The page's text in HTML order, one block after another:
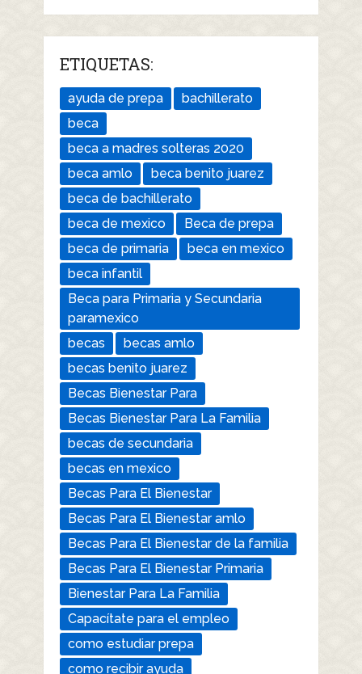
ETIQUETAS:
ayuda de prepa
bachillerato
beca
beca a madres solteras 2020
beca amlo
beca benito juarez
beca de bachillerato
beca de mexico
Beca de prepa
beca de primaria
beca en mexico
beca infantil
Beca para Primaria y Secundaria
paramexico
becas
becas amlo
becas benito juarez
Becas Bienestar Para
Becas Bienestar Para La Familia
becas de secundaria
becas en mexico
Becas Para El Bienestar
Becas Para El Bienestar amlo
Becas Para El Bienestar de la familia
Becas Para El Bienestar Primaria
Bienestar Para La Familia
Capacítate para el empleo
como estudiar prepa
como recibir ayuda